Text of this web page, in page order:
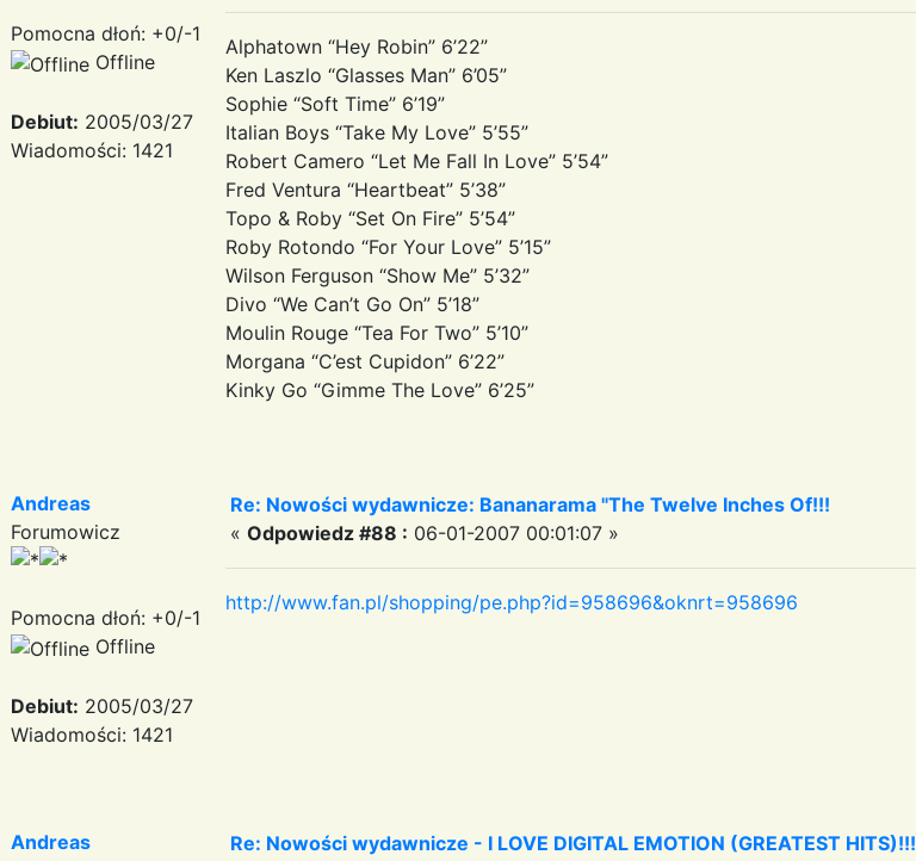
Pomocna dłoń: +0/-1
Offline
Debiut: 2005/03/27
Wiadomości: 1421
Alphatown “Hey Robin” 6’22”
Ken Laszlo “Glasses Man” 6’05”
Sophie “Soft Time” 6’19”
Italian Boys “Take My Love” 5’55”
Robert Camero “Let Me Fall In Love” 5’54”
Fred Ventura “Heartbeat” 5’38”
Topo & Roby “Set On Fire” 5’54”
Roby Rotondo “For Your Love” 5’15”
Wilson Ferguson “Show Me” 5’32”
Divo “We Can’t Go On” 5’18”
Moulin Rouge “Tea For Two” 5’10”
Morgana “C’est Cupidon” 6’22”
Kinky Go “Gimme The Love” 6’25”
Andreas
Forumowicz
Pomocna dłoń: +0/-1
Offline
Debiut: 2005/03/27
Wiadomości: 1421
Re: Nowości wydawnicze: Bananarama "The Twelve Inches Of!!!
« Odpowiedz #88 : 06-01-2007 00:01:07 »
http://www.fan.pl/shopping/pe.php?id=958696&oknrt=958696
Andreas
Re: Nowości wydawnicze - I LOVE DIGITAL EMOTION (GREATEST HITS)!!!